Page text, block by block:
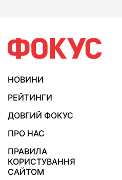
НОВИНИ
РЕЙТИНГИ
ДОВГИЙ ФОКУС
ПРО НАС
ПРАВИЛА
КОРИСТУВАННЯ
САЙТОМ